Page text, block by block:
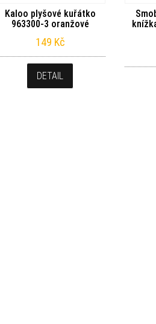
Kaloo plyšové kuřátko
963300-3 oranžové
149 Kč
DETAIL